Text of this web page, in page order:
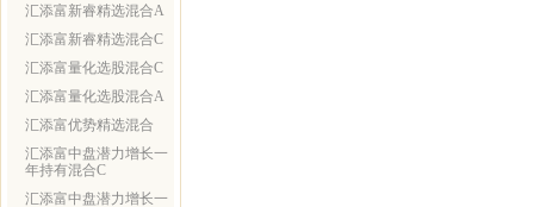
汇添富新睿精选混合A
汇添富新睿精选混合C
汇添富量化选股混合C
汇添富量化选股混合A
汇添富优势精选混合
汇添富中盘潜力增长一
年持有混合C
汇添富中盘潜力增长一